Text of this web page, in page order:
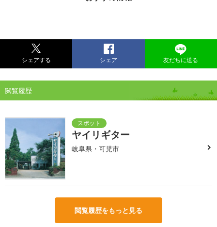
シェアする シェア 友だちに送る
閲覧履歴
ヤイリギター
岐阜県・可児市
閲覧履歴をもっと見る